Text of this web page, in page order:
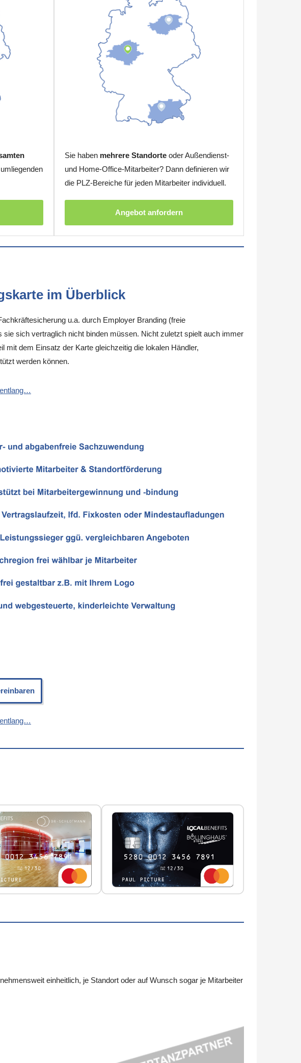
Sie haben mehrere Standorteoder Außendienst-
und Home-Office-Mitarbeiter? Dann definieren wir
die PLZ-Bereiche für jeden Mitarbeiter individuell.
Angebot anfordern
im Überblick
u.a. durch Employer Branding (freie
sich vertraglich nicht binden müssen. Nicht zuletzt spielt auch immer
mit dem Einsatz der Karte gleichzeitig die lokalen Händler,
werden können.
einheitlich, je Standort oder auf Wunsch sogar je Mitarbeiter